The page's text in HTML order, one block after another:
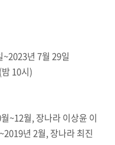
년 7월 29일
10시)
~12월, 장나라 이상윤 이
년 2월, 장나라 최진